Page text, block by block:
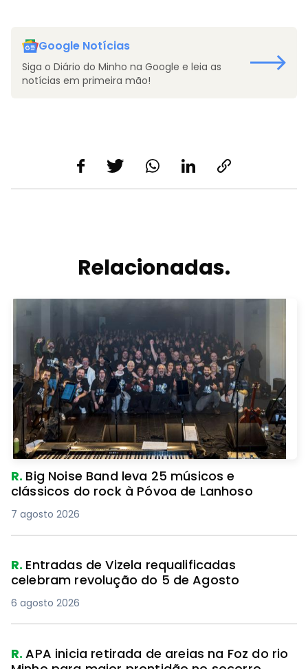
Google Notícias
Siga o Diário do Minho na Google e leia as
notícias em primeira mão!
Relacionadas.
R. Big Noise Band leva 25 músicos e
clássicos do rock à Póvoa de Lanhoso
7 agosto 2026
R. Entradas de Vizela requalificadas
celebram revolução do 5 de Agosto
6 agosto 2026
R.APA inicia retirada de areias na Foz do rio